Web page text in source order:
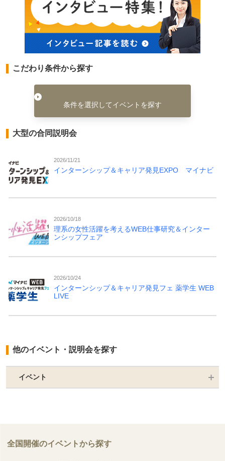
こだわり条件から探す
条件を選択してイベントを探す
大型の合同説明会
2026/11/21
インターンシップ＆キャリア発見EXPO マイナビ
2026/10/18
理系の女性活躍を考えるWEB仕事研究＆インター
ンシップフェア
2026/10/24
インターンシップ＆キャリア発見フェ 薬学生 WEB
LIVE
他のイベント・説明会を探す
イベント
全国開催のイベントから探す